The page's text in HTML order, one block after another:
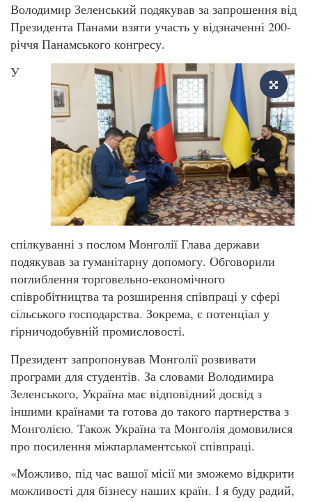
Володимир Зеленський подякував за запрошення від
Президента Панами взяти участь у відзначенні 200-
річчя Панамського конгресу.
У
спілкуванні з послом Монголії Глава держави
подякував за гуманітарну допомогу. Обговорили
поглиблення торговельно-економічного
співробітництва та розширення співпраці у сфері
сільського господарства. Зокрема, є потенціал у
гірничодобувній промисловості.
Президент запропонував Монголії розвивати
програми для студентів. За словами Володимира
Зеленського, Україна має відповідний досвід з
іншими країнами та готова до такого партнерства з
Монголією. Також Україна та Монголія домовилися
про посилення міжпарламентської співпраці.
«Можливо, під час вашої місії ми зможемо відкрити
можливості для бізнесу наших країн. І я буду радий,